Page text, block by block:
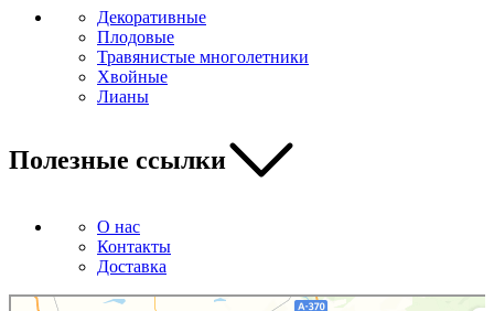
Декоративные
Плодовые
Травянистые многолетники
Хвойные
Лианы
Полезные ссылки
О нас
Контакты
Доставка
Божур